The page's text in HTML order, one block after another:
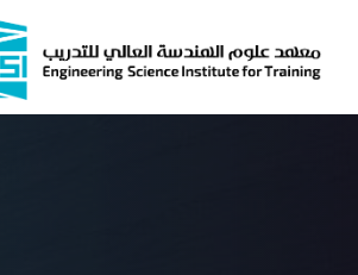
المحتوى